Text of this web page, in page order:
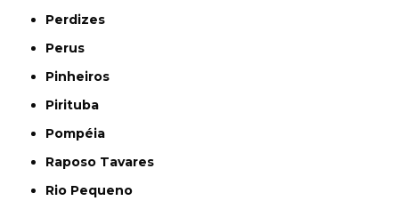
Perdizes
Perus
Pinheiros
Pirituba
Pompéia
Raposo Tavares
Rio Pequeno